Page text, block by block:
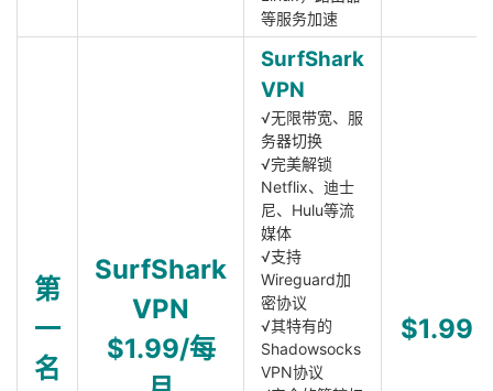
等服务加速
第
一
名
SurfShark
VPN
$1.99/每
SurfShark
VPN
√无限带宽、服
务器切换
√完美解锁
Netflix、迪士
尼、Hulu等流
媒体
√支持
Wireguard加
密协议
√其特有的
Shadowsocks
VPN协议
$1.99